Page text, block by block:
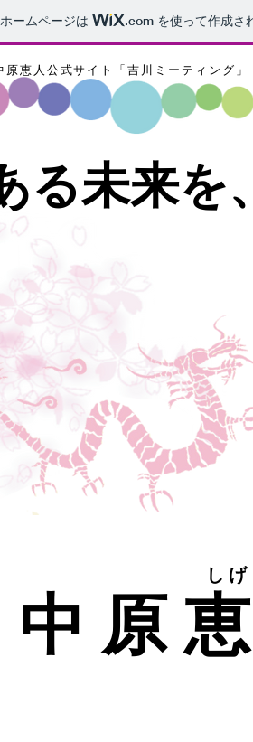
ームページは .com を使って作成さ
原恵人公式サイト「吉川ミーティング」
る未来を
中原
し